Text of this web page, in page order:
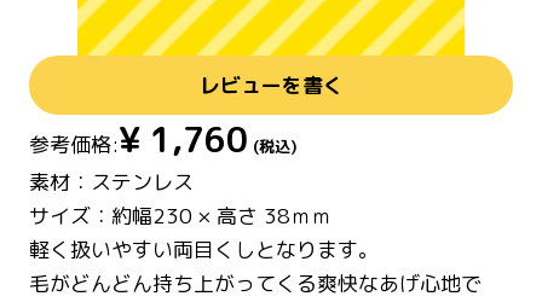
レビューを書く
参考価格:¥ 1,760 (税込)
素材：ステンレス
サイズ：約幅230 × 高さ 38ｍｍ
軽く扱いやすい両目くしとなります。
毛がどんどん持ち上がってくる爽快なあげ心地で